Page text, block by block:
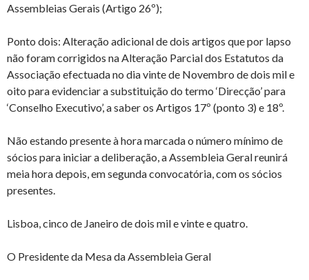
Assembleias Gerais (Artigo 26º);
Ponto dois: Alteração adicional de dois artigos que por lapso
não foram corrigidos na Alteração Parcial dos Estatutos da
Associação efectuada no dia vinte de Novembro de dois mil e
oito para evidenciar a substituição do termo ‘Direcção’ para
‘Conselho Executivo’, a saber os Artigos 17º (ponto 3) e 18º.
Não estando presente à hora marcada o número mínimo de
sócios para iniciar a deliberação, a Assembleia Geral reunirá
meia hora depois, em segunda convocatória, com os sócios
presentes.
Lisboa, cinco de Janeiro de dois mil e vinte e quatro.
O Presidente da Mesa da Assembleia Geral